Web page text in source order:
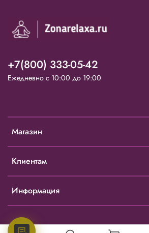
Магазин
Клиентам
Информация
+7(800) 333-05-42
Ежедневно с 10:00 до 19:00